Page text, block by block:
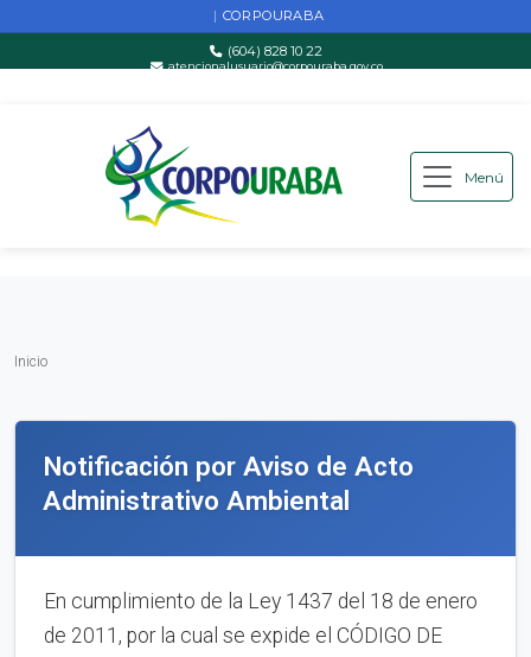
Saltar al contenido principal
| CORPOURABA
(604) 828 10 22
atencionalusuario@corpouraba.gov.co
Menú
Inicio
Notificación por Aviso de Acto
Administrativo Ambiental
En cumplimiento de la Ley 1437 del 18 de enero
de 2011, por la cual se expide el CÓDIGO DE